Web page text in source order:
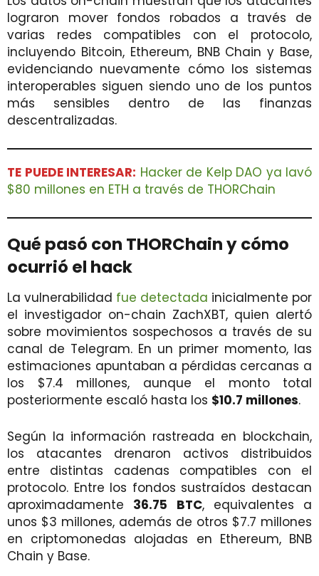
lograron mover fondos robados a través de
varias redes compatibles con el protocolo,
incluyendo Bitcoin, Ethereum, BNB Chain y Base,
evidenciando nuevamente cómo los sistemas
interoperables siguen siendo uno de los puntos
más sensibles dentro de las finanzas
descentralizadas.
TE PUEDE INTERESAR: Hacker de Kelp DAO ya lavó
$80 millones en ETH a través de THORChain
Qué pasó con THORChain y cómo
ocurrió el hack
La vulnerabilidad fue detectada inicialmente por
el investigador on-chain ZachXBT, quien alertó
sobre movimientos sospechosos a través de su
canal de Telegram. En un primer momento, las
estimaciones apuntaban a pérdidas cercanas a
los $7.4 millones, aunque el monto total
posteriormente escaló hasta los $10.7 millones.
Según la información rastreada en blockchain,
los atacantes drenaron activos distribuidos
entre distintas cadenas compatibles con el
protocolo. Entre los fondos sustraídos destacan
aproximadamente 36.75 BTC, equivalentes a
unos $3 millones, además de otros $7.7 millones
en criptomonedas alojadas en Ethereum, BNB
Chain y Base.